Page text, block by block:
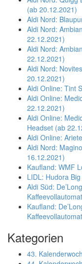
(ab 20.12.2021)
Aldi Nord:
Aldi Nord:
22.12.2021)
Aldi Nord:
22.12.2021)
Aldi Nord:
20.12.2021)
Aldi Online: Tint
Aldi Online:
22.12.2021)
Aldi Online:
Headset (ab
Aldi Online:
Aldi Nord:
16.12.2021)
Kaufland: WMF
LIDL: Hudora
Aldi Süd:
Kaufland:
Kategorien
43.